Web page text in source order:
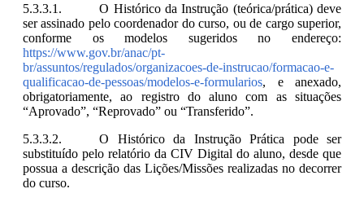
O Histórico da Instrução (teórica/prática) deve
ser assinado pelo coordenador do curso, ou de cargo superior,
conforme os modelos sugeridos no endereço:
https://www.gov.br/anac/pt-
br/assuntos/regulados/organizacoes-de-instrucao/formacao-e-
qualificacao-de-pessoas/modelos-e-formularios, e anexado,
obrigatoriamente, ao registro do aluno com as situações
“Aprovado”, “Reprovado” ou “Transferido”.
O Histórico da Instrução Prática pode ser
substituído pelo relatório da CIV Digital do aluno, desde que
possua a descrição das Lições/Missões realizadas no decorrer
do curso.